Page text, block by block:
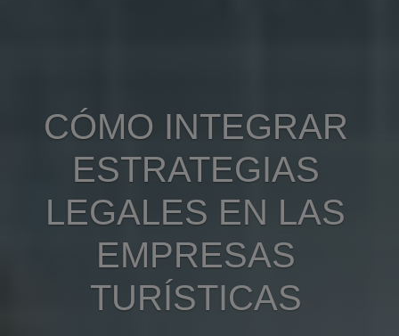
CÓMO INTEGRAR
ESTRATEGIAS
LEGALES EN LAS
EMPRESAS
TURÍSTICAS